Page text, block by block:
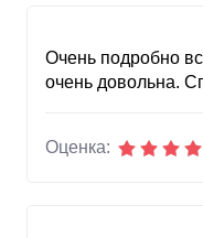
Очень подробно
очень довольна.
Оценка: